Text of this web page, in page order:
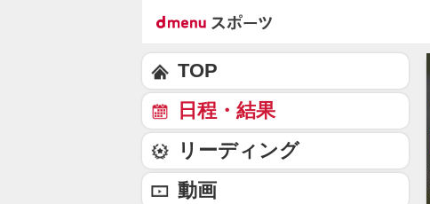
TOP
日程・結果
リーディング
動画